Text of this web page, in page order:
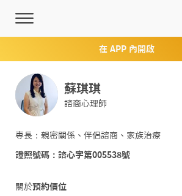
在 APP 內開啟
蘇琪琪
諮商心理師
專長：親密關係、伴侶諮商、家族治療
證照號碼：諮心字第005538號
關於預約價位